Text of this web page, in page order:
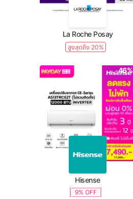
La Roche Posay
สูงสุดถึง 20%
-46%
Hisense
9% OFF